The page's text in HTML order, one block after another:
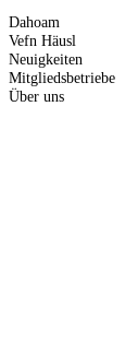
Dahoam
Vefn Häusl
Neuigkeiten
Mitgliedsbetriebe
Über uns